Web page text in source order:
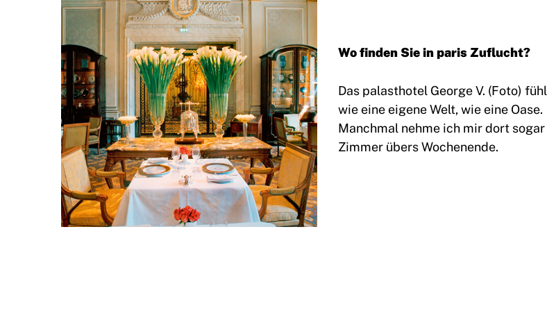
Wo finden Sie in paris Zuflucht?
Das palasthotel George V. (Foto)
wie eine eigene Welt, wie eine Oase.
Manchmal nehme ich mir dort
Zimmer übers Wochenende.